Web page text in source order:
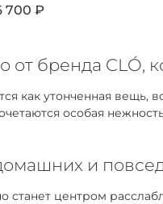
700 ₽
бренда CLÓ,
как утонченная
особая
и
станет центром